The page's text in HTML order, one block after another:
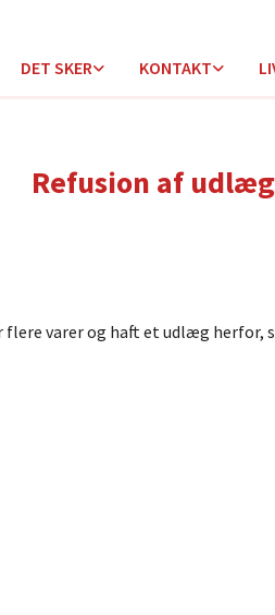
DET SKER KONTAKT
Refusion af udlæg
varer og haft et udlæg